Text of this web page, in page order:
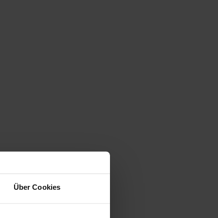
Über Cookies